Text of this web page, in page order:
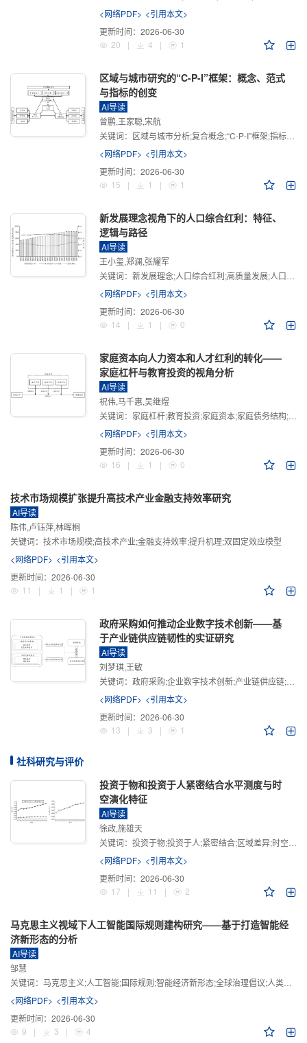
<网络PDF> <引用本文>
更新时间： 2026-06-30
20
| 4 | 1
区域与城市研究的“C-P-I”框架：概念、范式
与指标的创变
AI导读
曾鹏,王家聪,宋航
关键词： 区域与城市分析;复合概念;“C-P-I”框架;指标体系
<网络PDF> <引用本文>
更新时间： 2026-06-30
15
| 1 | 1
新发展理念视角下的人口综合红利：特征、
逻辑与路径
AI导读
王小玺,郑澜,张耀军
关键词： 新发展理念;人口综合红利;高质量发展;人口政策;中国式现代化
<网络PDF> <引用本文>
更新时间： 2026-06-30
14
| 1 | 0
家庭资本向人力资本和人才红利的转化——
家庭杠杆与教育投资的视角分析
AI导读
祝伟,马千惠,吴继煜
关键词： 家庭杠杆;教育投资;家庭资本;家庭债务结构;CHFS
<网络PDF> <引用本文>
更新时间： 2026-06-30
16
| 1 | 0
技术市场规模扩张提升高技术产业金融支持效率研究
AI导读
陈伟,卢钰萍,林晖桐
关键词： 技术市场规模;高技术产业;金融支持效率;提升机理;双固定效应模型
<网络PDF> <引用本文>
更新时间： 2026-06-30
11
| 1 | 1
政府采购如何推动企业数字技术创新——基
于产业链供应链韧性的实证研究
AI导读
刘梦琪,王敏
关键词： 政府采购;企业数字技术创新;产业链供应链;产业链供应链韧性;需求侧财政政策
<网络PDF> <引用本文>
更新时间： 2026-06-30
13
| 3 | 1
社科研究与评价
投资于物和投资于人紧密结合水平测度与时
空演化特征
AI导读
徐政,施雄天
关键词： 投资于物;投资于人;紧密结合;区域差异;时空演化
<网络PDF> <引用本文>
更新时间： 2026-06-30
17
| 11 | 2
马克思主义视域下人工智能国际规则建构研究——基于打造智能经
济新形态的分析
AI导读
邹慧
关键词： 马克思主义;人工智能;国际规则;智能经济新形态;全球治理倡议;人类命运共同体
<网络PDF> <引用本文>
更新时间： 2026-06-30
9
| 3 | 4